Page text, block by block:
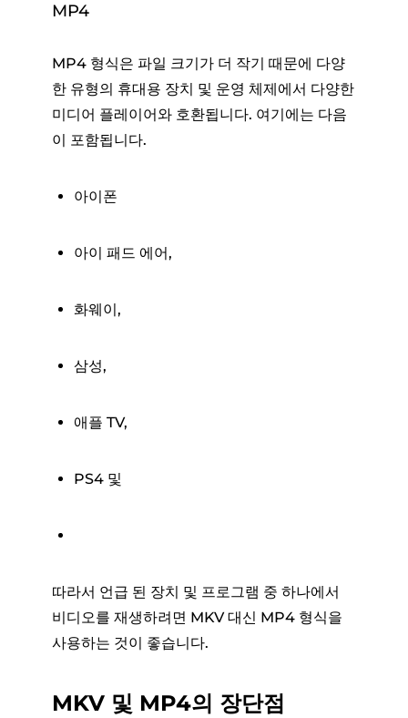
MP4
MP4 형식은 파일 크기가 더 작기 때문에 다양
한 유형의 휴대용 장치 및 운영 체제에서 다양한
미디어 플레이어와 호환됩니다. 여기에는 다음
이 포함됩니다.
아이폰
아이 패드 에어,
화웨이,
삼성,
애플 TV,
PS4 및
따라서 언급 된 장치 및 프로그램 중 하나에서
비디오를 재생하려면 MKV 대신 MP4 형식을
사용하는 것이 좋습니다.
MKV 및 MP4의 장단점